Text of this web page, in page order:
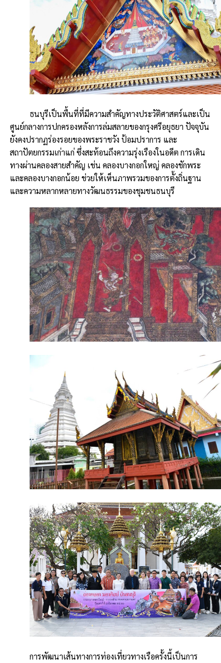
ธนบุรีเป็นพื้นที่ที่มีความสำคัญทางประวัติศาสตร์และเป็น
ศูนย์กลางการปกครองหลังการล่มสลายของกรุงศรีอยุธยา ปัจจุบัน
ยังคงปรากฏร่องรอยของพระราชวัง ป้อมปราการ และ
สถาปัตยกรรมเก่าแก่ ซึ่งสะท้อนถึงความรุ่งเรืองในอดีต การเดิน
ทางผ่านคลองสายสำคัญ เช่น คลองบางกอกใหญ่ คลองชักพระ
และคลองบางกอกน้อย ช่วยให้เห็นภาพรวมของการตั้งถิ่นฐาน
และความหลากหลายทางวัฒนธรรมของชุมชนธนบุรี
การพัฒนาเส้นทางการท่องเที่ยวทางเรือครั้งนี้เป็นการ